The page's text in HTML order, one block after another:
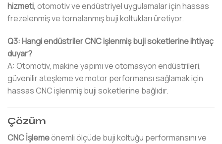
hizmeti, otomotiv ve endüstriyel uygulamalar için hassas
frezelenmiş ve tornalanmış buji koltukları üretiyor.
Q3: Hangi endüstriler CNC işlenmiş buji soketlerine ihtiyaç
duyar?
A: Otomotiv, makine yapımı ve otomasyon endüstrileri,
güvenilir ateşleme ve motor performansı sağlamak için
hassas CNC işlenmiş buji soketlerine bağlıdır.
Çözüm
CNC İşlemeönemli ölçüde buji koltuğu performansını ve